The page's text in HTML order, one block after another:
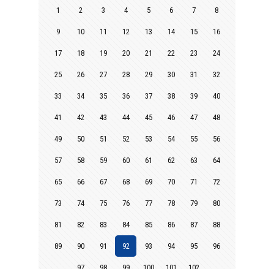
1 2 3 4 5 6 7 8
9 10 11 12 13 14 15 16
17 18 19 20 21 22 23 24
25 26 27 28 29 30 31 32
33 34 35 36 37 38 39 40
41 42 43 44 45 46 47 48
49 50 51 52 53 54 55 56
57 58 59 60 61 62 63 64
65 66 67 68 69 70 71 72
73 74 75 76 77 78 79 80
81 82 83 84 85 86 87 88
89 90 91 92 93 94 95 96